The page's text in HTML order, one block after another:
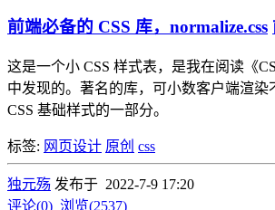
前端必备的 CSS 库，normalize.css
这是一个小 CSS 样式表，是我在阅读《
中发现的。著名的库，可小数客户端渲染
CSS 基础样式的一部分。
标签: 网页设计 原创 css
独元殇 发布于 2022-7-9 17:20
评论(0) 浏览(2537)